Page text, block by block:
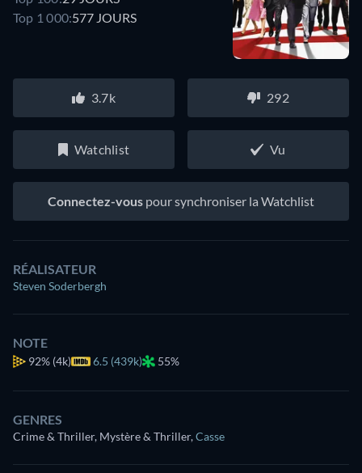
Top 1 000:577 JOURS
3.7k 292
Watchlist Vu
Connectez-vous pour synchroniser la Watchlist
RÉALISATEUR
Steven Soderbergh
NOTE
92% (4k) 6.5 (439k) 55%
GENRES
Crime & Thriller, Mystère & Thriller,Casse